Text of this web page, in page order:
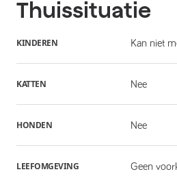
Thuissituatie
KINDEREN Kan niet
KATTEN Nee
HONDEN Nee
LEEFOMGEVING Geen